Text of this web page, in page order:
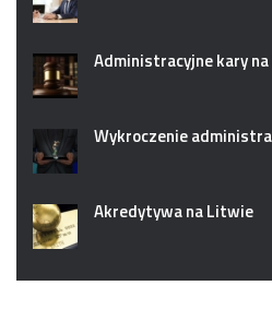
Administracyjne kary
Wykroczenie
Akredytywa na Litwie